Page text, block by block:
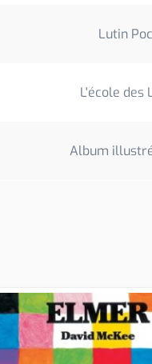
Lutin
L'école des
Album